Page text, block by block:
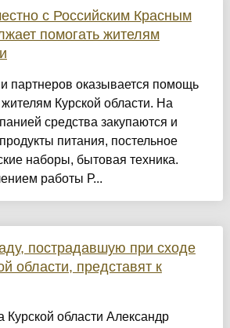
с Российским Красным
помогать жителям
партнеров оказывается помощь
Курской области. На
средства закупаются и
питания, постельное
наборы, бытовая техника.
работы Р...
пострадавшую при сходе
области, представят к
Курской области Александр